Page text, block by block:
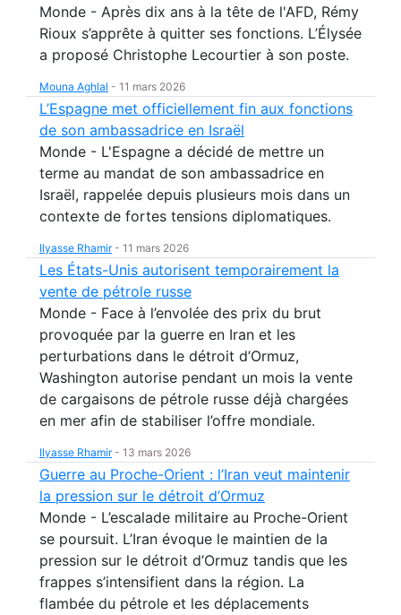
Monde - Après dix ans à la tête de l'AFD, Rémy
Rioux s’apprête à quitter ses fonctions. L’Élysée
a proposé Christophe Lecourtier à son poste.
Mouna Aghlal - 11 mars 2026
L’Espagne met officiellement fin aux fonctions
de son ambassadrice en Israël
Monde - L'Espagne a décidé de mettre un
terme au mandat de son ambassadrice en
Israël, rappelée depuis plusieurs mois dans un
contexte de fortes tensions diplomatiques.
Ilyasse Rhamir- 11 mars 2026
Les États-Unis autorisent temporairement la
vente de pétrole russe
Monde - Face à l’envolée des prix du brut
provoquée par la guerre en Iran et les
perturbations dans le détroit d’Ormuz,
Washington autorise pendant un mois la vente
de cargaisons de pétrole russe déjà chargées
en mer afin de stabiliser l’offre mondiale.
Ilyasse Rhamir- 13 mars 2026
Guerre au Proche-Orient : l’Iran veut maintenir
la pression sur le détroit d’Ormuz
Monde - L’escalade militaire au Proche-Orient
se poursuit. L’Iran évoque le maintien de la
pression sur le détroit d’Ormuz tandis que les
frappes s’intensifient dans la région. La
flambée du pétrole et les déplacements